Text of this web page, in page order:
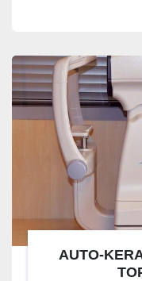
AUTO-